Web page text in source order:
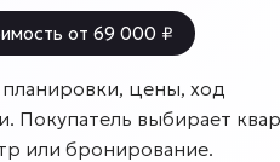
от 69 000 ₽
цены, ход
Покупатель выбирает
или бронирование.